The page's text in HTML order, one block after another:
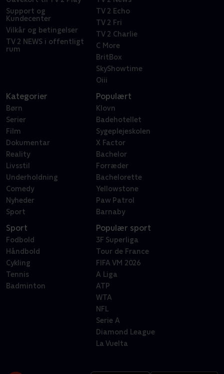
Support og
Kundecenter
Vilkår og betingelser
TV 2 NEWS i offentligt
rum
TV 2 Echo
TV 2 Fri
TV 2 Charlie
C More
BritBox
SkyShowtime
Oiii
Kategorier
Børn
Serier
Film
Dokumentar
Reality
Livsstil
Underholdning
Comedy
Nyheder
Sport
Populært
Klovn
Badehotellet
Sygeplejeskolen
X Factor
Bachelor
Forræder
Bachelorette
Yellowstone
Paw Patrol
Barnaby
Sport
Fodbold
Håndbold
Cykling
Tennis
Badminton
Populær sport
3F Superliga
Tour de France
FIFA VM 2026
A Liga
ATP
WTA
NFL
Serie A
Diamond League
La Vuelta